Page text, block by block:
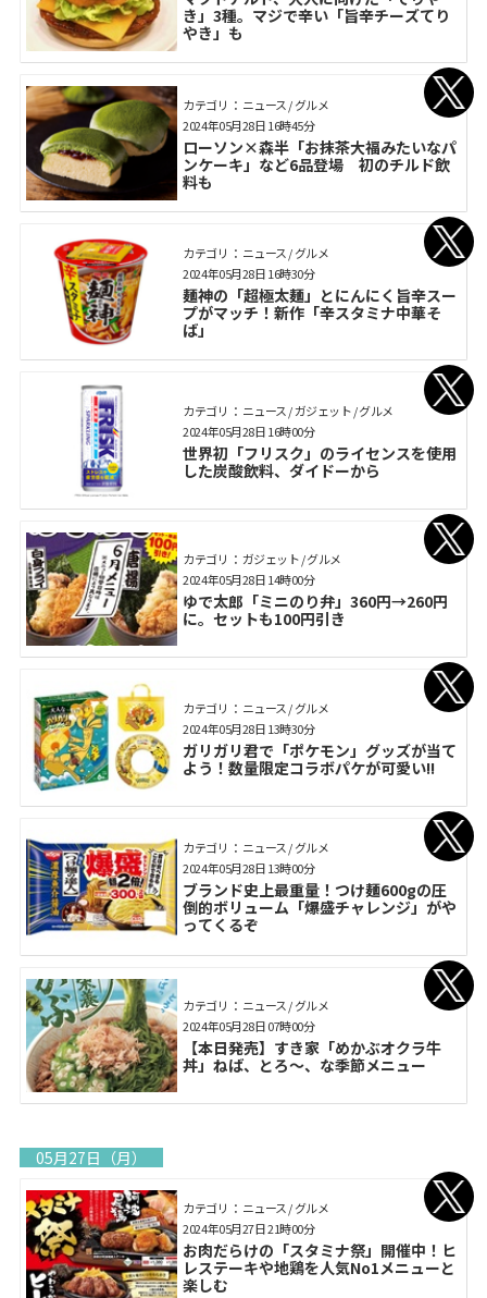
き」3種。マジで辛い「旨辛チーズてり
やき」も
カテゴリ： ニュース / グルメ
ローソン×森半「お抹茶大福みたいなパ
ンケーキ」など6品登場 初のチルド飲
料も
2024年05月28日 16時45分
カテゴリ： ニュース / グルメ
麺神の「超極太麺」とにんにく旨辛スー
プがマッチ！新作「辛スタミナ中華そ
ば」
2024年05月28日 16時30分
カテゴリ： ニュース / ガジェット / グルメ
世界初「フリスク」のライセンスを使用
した炭酸飲料、ダイドーから
2024年05月28日 16時00分
カテゴリ： ガジェット / グルメ
ゆで太郎「ミニのり弁」360円→260円
に。セットも100円引き
2024年05月28日 14時00分
カテゴリ： ニュース / グルメ
ガリガリ君で「ポケモン」グッズが当て
よう！数量限定コラボパケが可愛い!!
2024年05月28日 13時30分
カテゴリ： ニュース / グルメ
ブランド史上最重量！つけ麺600gの圧
倒的ボリューム「爆盛チャレンジ」がや
ってくるぞ
2024年05月28日 13時00分
カテゴリ： ニュース / グルメ
【本日発売】すき家「めかぶオクラ牛
丼」ねば、とろ～、な季節メニュー
2024年05月28日 07時00分
05月27日（月）
カテゴリ： ニュース / グルメ
お肉だらけの「スタミナ祭」開催中！ヒ
レステーキや地鶏を人気No1メニューと
楽しむ
2024年05月27日 21時00分